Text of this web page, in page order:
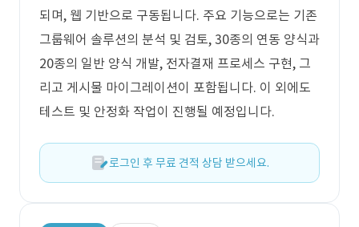
되며, 웹 기반으로 구동됩니다. 주요 기능으로는 기존
그룹웨어 솔루션의 분석 및 검토, 30종의 연동 양식과
20종의 일반 양식 개발, 전자결재 프로세스 구현, 그
리고 게시물 마이그레이션이 포함됩니다. 이 외에도
테스트 및 안정화 작업이 진행될 예정입니다.
로그인 후 무료 견적 상담 받으세요.